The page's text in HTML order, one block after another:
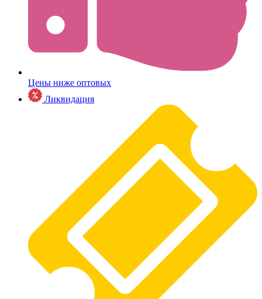
Цены ниже оптовых
Ликвидация